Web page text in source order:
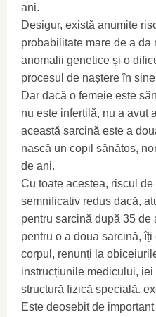
ani.
Desigur, există anumite
probabilitate mare de a da
anomalii genetice și o
procesul de naștere în
Dar dacă o femeie este
nu este infertilă, nu a avut
această sarcină este a
nască un copil sănătos,
de ani.
Cu toate acestea, riscul
semnificativ redus dacă,
pentru sarcină după 35 de
pentru o a doua sarcină,
corpul, renunți la
instrucțiunile medicului,
structură fizică specială.
Este deosebit de